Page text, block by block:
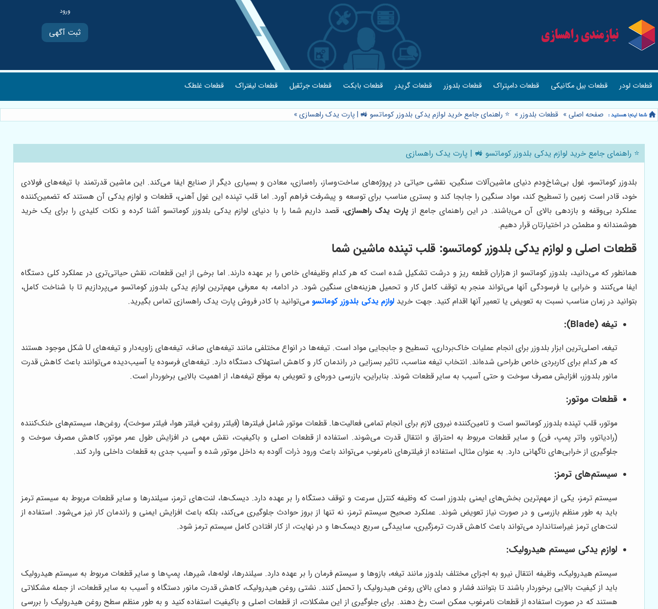
ثبت آگهی
قطعات لودر قطعات بیل مکانیکی قطعات دامپتراک قطعات بلدوزر قطعات گریدر قطعات بابکت قطعات جرثقیل قطعات لیفتراک قطعات غلطک
صفحه اصلی » قطعات بلدوزر» ⭐️ راهنمای جامع خرید لوازم یدکی بلدوزر کوماتسو 🚜 | پارت یدک راهسازی»
⭐️ راهنمای جامع خرید لوازم یدکی بلدوزر کوماتسو 🚜 | پارت یدک راهسازی
بلدوزر کوماتسو، غول بی‌شاخ‌ودم دنیای ماشین‌آلات سنگین، نقشی حیاتی در پروژه‌های ساخت‌وساز، راه‌سازی، معادن و بسیاری دیگر از صنایع ایفا می‌کند. این ماشین قدرتمند با تیغه‌های فولادی
خود، قادر است زمین را تسطیح کند، مواد سنگین را جابجا کند و بستری مناسب برای توسعه و پیشرفت فراهم آورد. اما قلب تپنده این غول آهنی، قطعات و لوازم یدکی آن هستند که تضمین‌کننده
عملکرد بی‌وقفه و بازدهی بالای آن می‌باشند. در این راهنمای جامع ازپارت یدک راهسازی، قصد داریم شما را با دنیای لوازم یدکی بلدوزر کوماتسو آشنا کرده و نکات کلیدی را برای یک خرید
هوشمندانه و مطمئن در اختیارتان قرار دهیم.
قطعات اصلی و لوازم یدکی بلدوزر کوماتسو: قلب تپنده ماشین شما
همانطور که می‌دانید، بلدوزر کوماتسو از هزاران قطعه ریز و درشت تشکیل شده است که هر کدام وظیفه‌ای خاص را بر عهده دارند. اما برخی از این قطعات، نقش حیاتی‌تری در عملکرد کلی دستگاه
ایفا می‌کنند و خرابی یا فرسودگی آنها می‌تواند منجر به توقف کامل کار و تحمیل هزینه‌های سنگین شود. در ادامه، به معرفی مهم‌ترین لوازم یدکی بلدوزر کوماتسو می‌پردازیم تا با شناخت کامل،
بتوانید در زمان مناسب نسبت به تعویض یا تعمیر آنها اقدام کنید. جهت خرید لوازم یدکی بلدوزر کوماتسو می‌توانید با کادر فروش پارت یدک راهسازی تماس بگیرید.
تیغه (Blade):
تیغه، اصلی‌ترین ابزار بلدوزر برای انجام عملیات خاک‌برداری، تسطیح و جابجایی مواد است. تیغه‌ها در انواع مختلفی مانند تیغه‌های صاف، تیغه‌های زاویه‌دار و تیغه‌های U شکل موجود هستند
که هر کدام برای کاربردی خاص طراحی شده‌اند. انتخاب تیغه مناسب، تاثیر بسزایی در راندمان کار و کاهش استهلاک دستگاه دارد. تیغه‌های فرسوده یا آسیب‌دیده می‌توانند باعث کاهش قدرت
مانور بلدوزر، افزایش مصرف سوخت و حتی آسیب به سایر قطعات شوند. بنابراین، بازرسی دوره‌ای و تعویض به موقع تیغه‌ها، از اهمیت بالایی برخوردار است.
قطعات موتور:
موتور، قلب تپنده بلدوزر کوماتسو است و تامین‌کننده نیروی لازم برای انجام تمامی فعالیت‌ها. قطعات موتور شامل فیلترها (فیلتر روغن، فیلتر هوا، فیلتر سوخت)، روغن‌ها، سیستم‌های خنک‌کننده
(رادیاتور، واتر پمپ، فن) و سایر قطعات مربوط به احتراق و انتقال قدرت می‌شوند. استفاده از قطعات اصلی و باکیفیت، نقش مهمی در افزایش طول عمر موتور، کاهش مصرف سوخت و
جلوگیری از خرابی‌های ناگهانی دارد. به عنوان مثال، استفاده از فیلترهای نامرغوب می‌تواند باعث ورود ذرات آلوده به داخل موتور شده و آسیب جدی به قطعات داخلی وارد کند.
سیستم‌های ترمز:
سیستم ترمز، یکی از مهم‌ترین بخش‌های ایمنی بلدوزر است که وظیفه کنترل سرعت و توقف دستگاه را بر عهده دارد. دیسک‌ها، لنت‌های ترمز، سیلندرها و سایر قطعات مربوط به سیستم ترمز
باید به طور منظم بازرسی و در صورت نیاز تعویض شوند. عملکرد صحیح سیستم ترمز، نه تنها از بروز حوادث جلوگیری می‌کند، بلکه باعث افزایش ایمنی و راندمان کار نیز می‌شود. استفاده از
لنت‌های ترمز غیراستاندارد می‌تواند باعث کاهش قدرت ترمزگیری، ساییدگی سریع دیسک‌ها و در نهایت، از کار افتادن کامل سیستم ترمز شود.
لوازم یدکی سیستم هیدرولیک:
سیستم هیدرولیک، وظیفه انتقال نیرو به اجزای مختلف بلدوزر مانند تیغه، بازوها و سیستم فرمان را بر عهده دارد. سیلندرها، لوله‌ها، شیرها، پمپ‌ها و سایر قطعات مربوط به سیستم هیدرولیک
باید از کیفیت بالایی برخوردار باشند تا بتوانند فشار و دمای بالای روغن هیدرولیک را تحمل کنند. نشتی روغن هیدرولیک، کاهش قدرت مانور دستگاه و آسیب به سایر قطعات، از جمله مشکلاتی
هستند که در صورت استفاده از قطعات نامرغوب ممکن است رخ دهند. برای جلوگیری از این مشکلات، از قطعات اصلی و باکیفیت استفاده کنید و به طور منظم سطح روغن هیدرولیک را بررسی